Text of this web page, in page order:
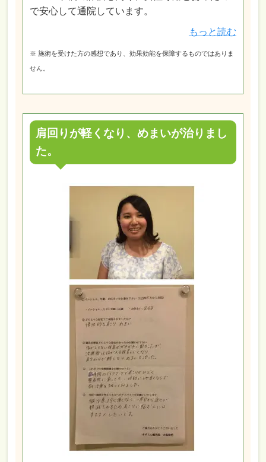
で安心して通院しています。
もっと読む
※ 施術を受けた方の感想であり、効果効能を保障するものではありま
せん。
肩回りが軽くなり、めまいが治りまし
た。